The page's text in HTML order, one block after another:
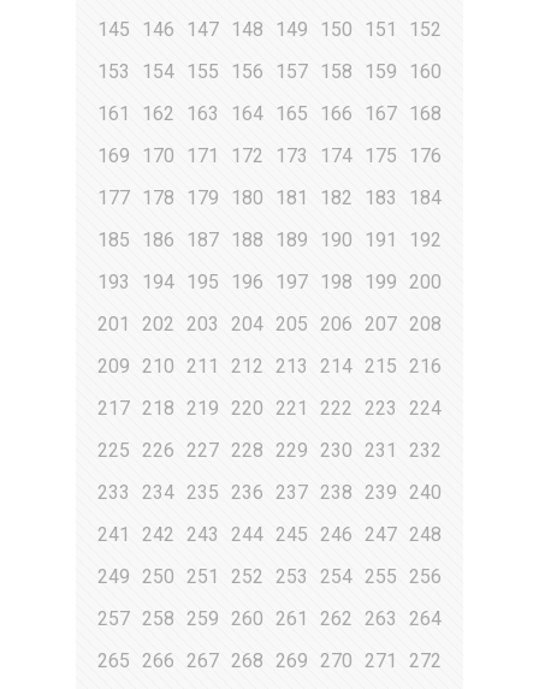
145
146 147 148 149 150 151
152
153
154 155 156 157 158 159
160
161
162 163 164 165 166 167 168
169
170 171 172 173 174 175
176
177 178 179 180 181 182 183
184
185
186 187 188 189 190 191
192
193
194 195 196 197 198 199
200
201
202 203 204 205 206 207 208
209
210 211 212 213 214 215
216
217 218 219 220 221 222 223
224
225
226 227 228 229 230 231
232
233
234 235 236 237 238 239
240
241
242 243 244 245 246 247 248
249
250 251 252 253 254 255
256
257 258 259 260 261 262 263
264
265
266 267 268 269 270 271
272